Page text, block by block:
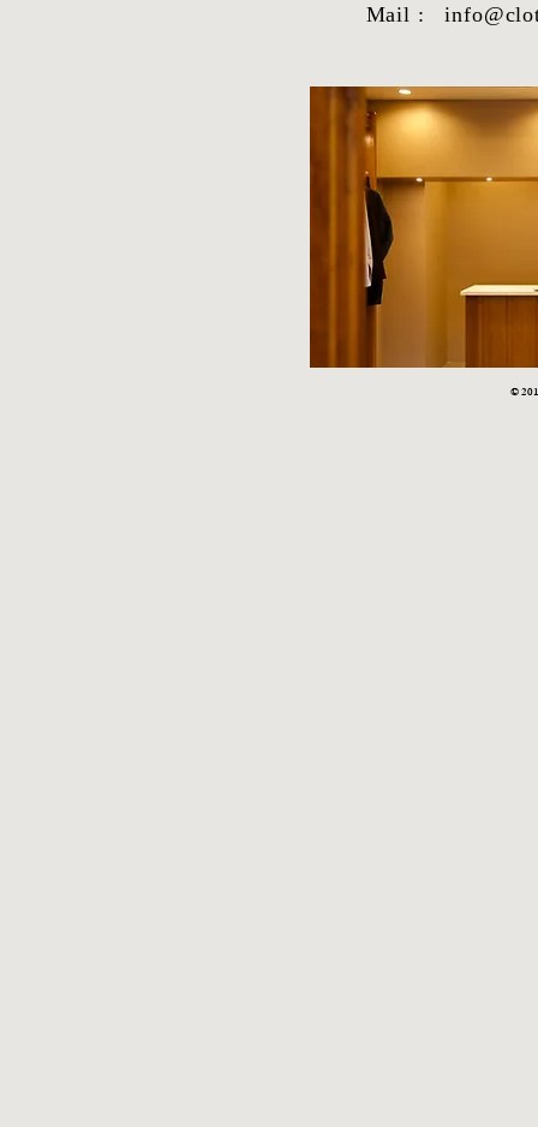
シャツ生地
Mail :
©